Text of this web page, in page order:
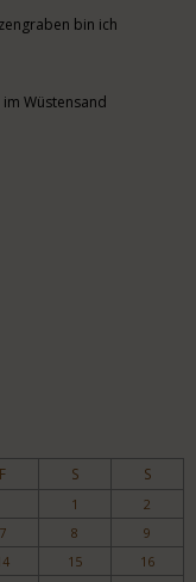
bin ich
Wüstensand
F S S
1
2
7 8
9
15
16